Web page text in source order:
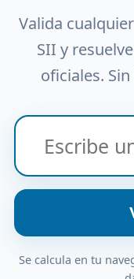
Valida
SII y
oficiales.
Se calcula en tu